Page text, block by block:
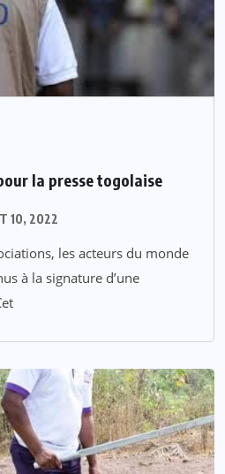
la presse togolaise
10, 2022
les acteurs du monde
à la signature d’une